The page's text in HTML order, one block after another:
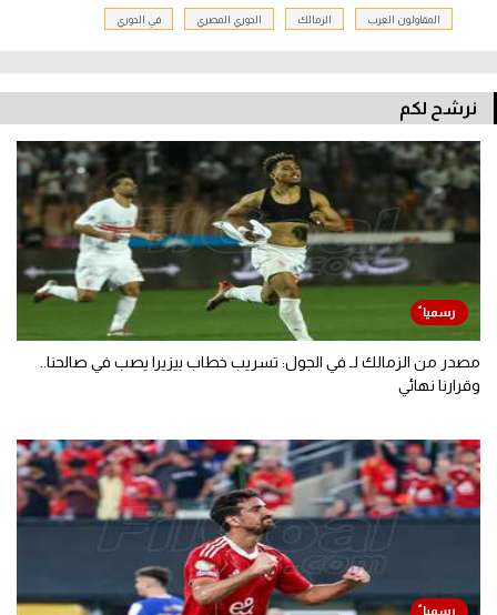
المقاولون العرب الزمالك الدوري المصري في الدوري
نرشح لكم
مصدر من الزمالك لـ في الجول: تسريب خطاب بيزيرا يصب في صالحنا..
وقرارنا نهائي